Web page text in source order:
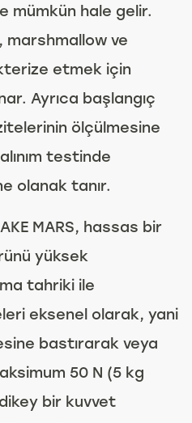
mümkün hale gelir.
ve
etmek için
Ayrıca başlangıç
ölçülmesine
testinde
olanak tanır.
MARS, hassas bir
yüksek
tahriki ile
eksenel olarak, yani
bastırarak veya
50 N (5 kg
dikey bir kuvvet